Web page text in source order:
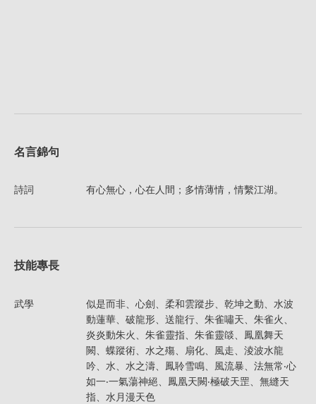
名言錦句
詩詞 有心無心，心在人間；多情薄情，情繫江湖。
技能專長
武學
似是而非、心劍、柔和雲蹤步、乾坤之動、水波
動蓮華、破龍形、送龍行、朱雀嘯天、朱雀火、
炎炎動朱火、朱雀靈指、朱雀靈燄、鳳凰舞天
闕、蝶蹤術、水之殤、扇化、風走、淩波水龍
吟、水、水之濤、鳳聆雪鳴、風流暴、法無常‧心
如一‧一氣蕩神絕、鳳凰天闕‧極破天罡、無縫天
指、水月漫天色